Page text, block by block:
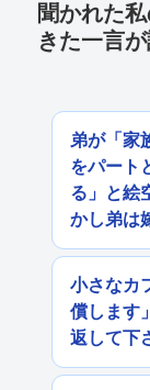
聞かれた
きた一言
弟が「家
をパート
る」と絵
かし弟は
小さなカ
償します
返して下